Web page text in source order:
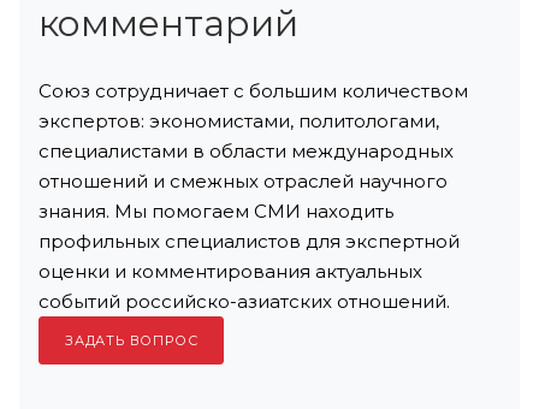
комментарий
Союз сотрудничает с большим количеством
экспертов: экономистами, политологами,
специалистами в области международных
отношений и смежных отраслей научного
знания. Мы помогаем СМИ находить
профильных специалистов для экспертной
оценки и комментирования актуальных
событий российско-азиатских отношений.
ЗАДАТЬ ВОПРОС